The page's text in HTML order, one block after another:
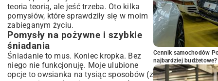
teoria teorią, ale jeść trzeba. Oto kilka
pomysłów, które sprawdziły się w moim
zabieganym życiu.
Pomysły na pożywne i szybkie
śniadania
Śniadanie to mus. Koniec kropka. Bez
niego nie funkcjonuję. Moje ulubione
opcje to owsianka na tysiąc sposobów (z
Cennik samochodów
najbardziej budżetowe?